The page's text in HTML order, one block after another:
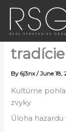
Skip
content
hazard
By 6j3nx/June 18,
Kultúrne
zvyky
Úloha